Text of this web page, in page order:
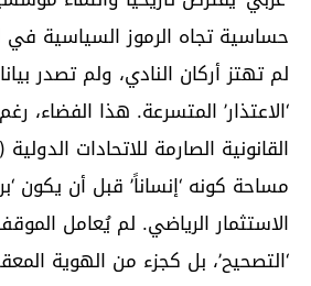
حساسية تجاه الرموز السياسية في
لم تهتز أركان النادي، ولم تصدر
‘الاعتذار’ المتسرعة. هذا الفضاء،
القانونية الصارمة للاتحادات
مساحة كونه ‘إنساناً’ قبل أن يكون
الاستثمار الرياضي. لم يُعامل
‘التصحيح’، بل كجزء من الهوية